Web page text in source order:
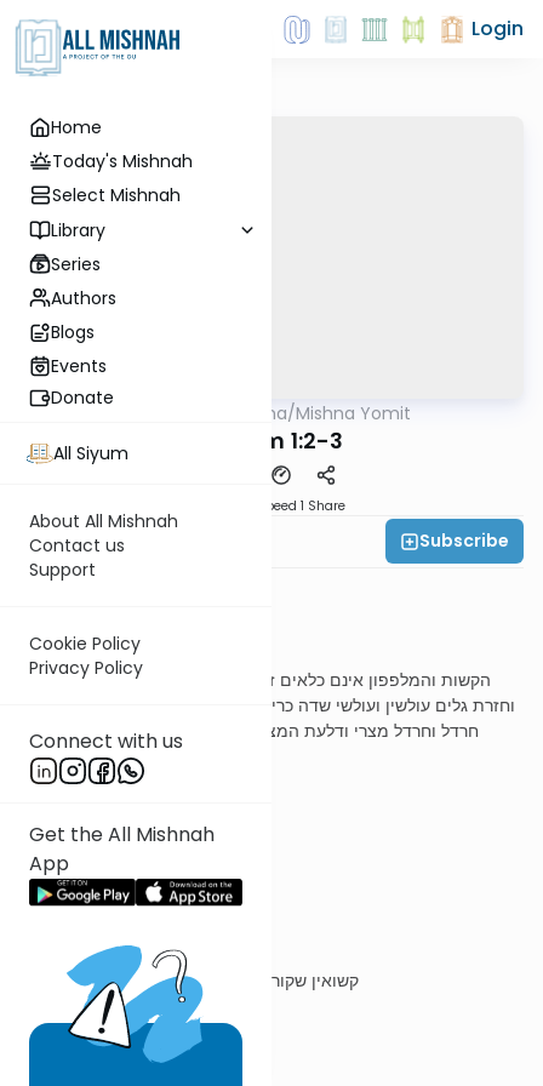
Home
Today's Mishnah
Select Mishnah
Library
Series
Authors
Blogs
Events
Donate
All Siyum
About All Mishnah
Contact us
Support
Cookie Policy
Privacy Policy
Connect with us
Get the All Mishnah
App
Login
AllMishna/Mishna Yomit
Kilayim 1:2-3
Speed 1 Share
Rabbi Josh Ross
Subscribe
משנה ב
הקשות והמלפפון אינם כלאים זה בזה רבי יהודה אומר כלאים חזרת
וחזרת גלים עולשין ועולשי שדה כרישים וכרישי שדה כוסבר וכוסבר שדה
חרדל וחרדל מצרי ודלעת המצרי והרמוצה ופול מצרי והחרוב אינם
כלאים זה בזה
ר' עובדיה מברטנורא
קשואין שקורין בערבי פאקו"ס ובלע"ז קוקומברו"ש